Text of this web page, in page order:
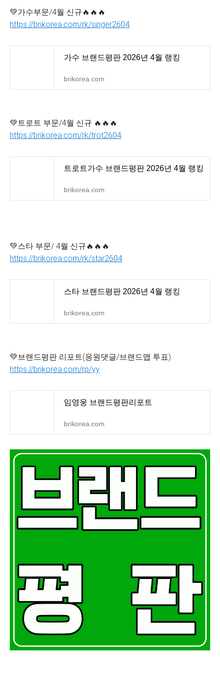
💚가수부문/4월 신규🔥🔥🔥
https://brikorea.com/rk/singer2604
가수 브랜드평판 2026년 4월 랭킹
brikorea.com
💚트로트 부문/4월 신규 🔥🔥🔥
https://brikorea.com/rk/trot2604
트로트가수 브랜드평판 2026년 4월 랭킹
brikorea.com
💚스타 부문/ 4월 신규🔥🔥🔥
https://brikorea.com/rk/star2604
스타 브랜드평판 2026년 4월 랭킹
brikorea.com
💚브랜드평판 리포트(응원댓글/브랜드맵 투표)
https://brikorea.com/rp/yy
임영웅 브랜드평판리포트
brikorea.com